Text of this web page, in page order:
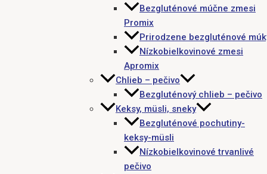
Bezgluténové múčne zmesi
Promix
Prirodzene bezgluténové
Nízkobielkovinové zmesi
Apromix
Chlieb – pečivo
Bezgluténový chlieb – pečivo
Keksy, müsli, sneky
Bezgluténové pochutiny-
keksy-müsli
Nízkobielkovinové trvanlivé
pečivo